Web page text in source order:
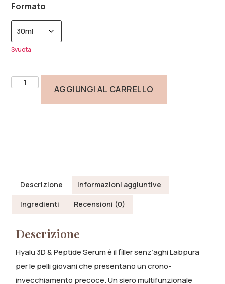
Formato
Svuota
AGGIUNGI AL CARRELLO
Descrizione Informazioni aggiuntive
Ingredienti Recensioni (0)
Descrizione
Hyalu 3D & Peptide Serum è il filler senz’aghi Labpura
per le pelli giovani che presentano un crono-
invecchiamento precoce. Un siero multifunzionale